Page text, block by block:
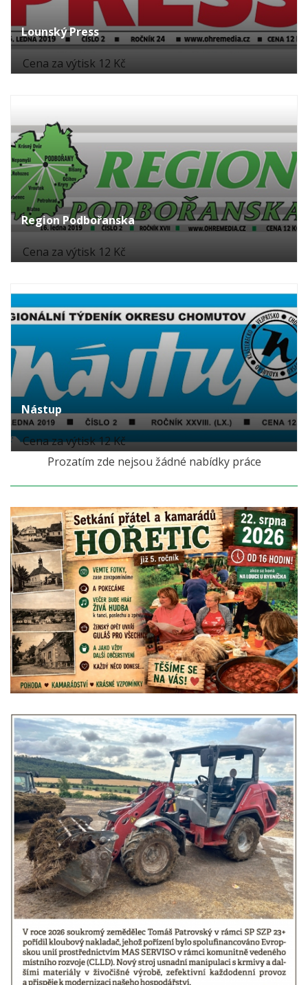
Lounský Press
Cena za výtisk 12 Kč
Region Podbořanska
Cena za výtisk 12 Kč
Nástup
Cena za výtisk 12 Kč
Prozatím zde nejsou žádné nabídky práce